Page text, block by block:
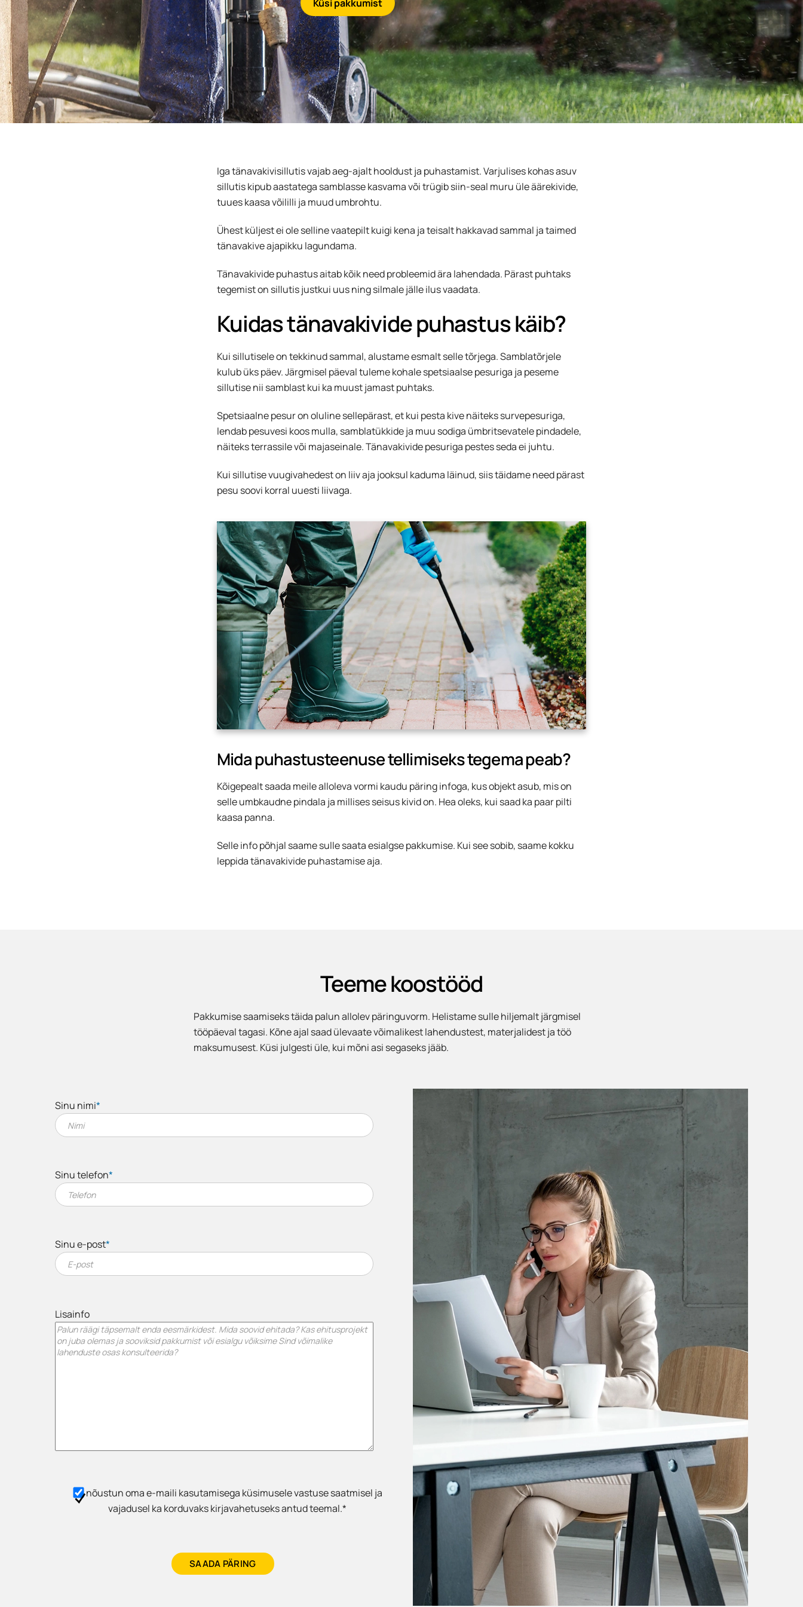
Küsi pakkumist
Iga tänavakivisillutis vajab aeg-ajalt hooldust ja puhastamist. Varjulises kohas asuv
sillutis kipub aastatega samblasse kasvama või trügib siin-seal muru üle äärekivide,
tuues kaasa võililli ja muud umbrohtu.
Ühest küljest ei ole selline vaatepilt kuigi kena ja teisalt hakkavad sammal ja taimed
tänavakive ajapikku lagundama.
Tänavakivide puhastus aitab kõik need probleemid ära lahendada. Pärast puhtaks
tegemist on sillutis justkui uus ning silmale jälle ilus vaadata.
Kuidas tänavakivide puhastus käib?
Kui sillutisele on tekkinud sammal, alustame esmalt selle tõrjega. Samblatõrjele
kulub üks päev. Järgmisel päeval tuleme kohale spetsiaalse pesuriga ja peseme
sillutise nii samblast kui ka muust jamast puhtaks.
Spetsiaalne pesur on oluline sellepärast, et kui pesta kive näiteks survepesuriga,
lendab pesuvesi koos mulla, samblatükkide ja muu sodiga ümbritsevatele pindadele,
näiteks terrassile või majaseinale. Tänavakivide pesuriga pestes seda ei juhtu.
Kui sillutise vuugivahedest on liiv aja jooksul kaduma läinud, siis täidame need pärast
pesu soovi korral uuesti liivaga.
Mida puhastusteenuse tellimiseks tegema peab?
Kõigepealt saada meile alloleva vormi kaudu päring infoga, kus objekt asub, mis on
selle umbkaudne pindala ja millises seisus kivid on. Hea oleks, kui saad ka paar pilti
kaasa panna.
Selle info põhjal saame sulle saata esialgse pakkumise. Kui see sobib, saame kokku
leppida tänavakivide puhastamise aja.
Teeme koostööd
Pakkumise saamiseks täida palun allolev päringuvorm. Helistame sulle hiljemalt järgmisel
tööpäeval tagasi. Kõne ajal saad ülevaate võimalikest lahendustest, materjalidest ja töö
maksumusest. Küsi julgesti üle, kui mõni asi segaseks jääb.
Sinu nimi*
Sinu telefon*
Sinu e-post*
Lisainfo
nõustun oma e-maili kasutamisega küsimusele vastuse saatmisel ja
vajadusel ka korduvaks kirjavahetuseks antud teemal.*